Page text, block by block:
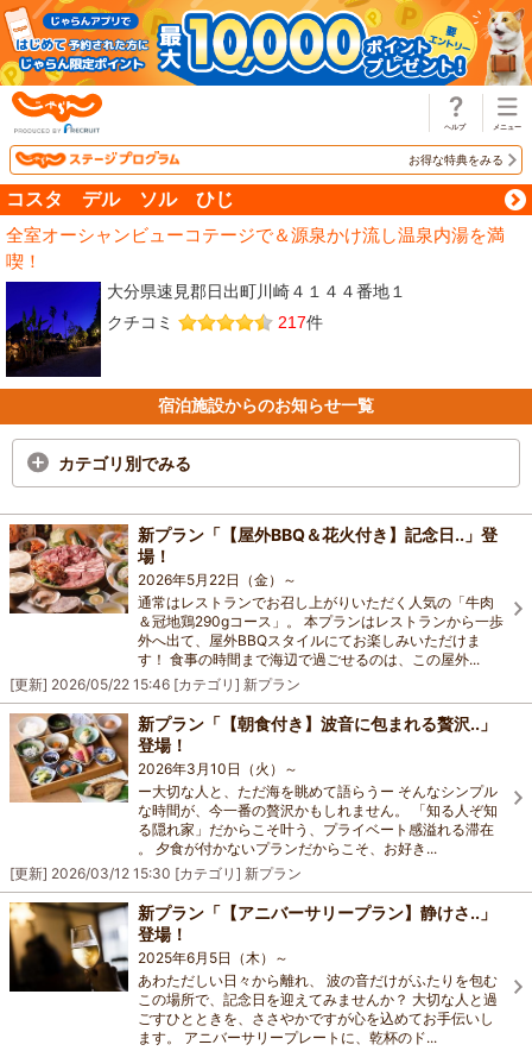
お得な特典をみる
コスタ デル ソル ひじ
全室オーシャンビューコテージで＆源泉かけ流し温泉内湯を満
喫！
大分県速見郡日出町川崎４１４４番地１
クチコミ
217件
宿泊施設からのお知らせ一覧
カテゴリ別でみる
新プラン「【屋外BBQ＆花火付き】記念日..」登
場！
2026年5月22日（金）～
通常はレストランでお召し上がりいただく人気の「牛肉
＆冠地鶏290gコース」。 本プランはレストランから一歩
外へ出て、屋外BBQスタイルにてお楽しみいただけま
す！ 食事の時間まで海辺で過ごせるのは、この屋外...
[更新] 2026/05/22 15:46 [カテゴリ] 新プラン
新プラン「【朝食付き】波音に包まれる贅沢..」
登場！
2026年3月10日（火）～
ー大切な人と、ただ海を眺めて語らうー そんなシンプル
な時間が、今一番の贅沢かもしれません。 「知る人ぞ知
る隠れ家」だからこそ叶う、プライベート感溢れる滞在
。 夕食が付かないプランだからこそ、お好き...
[更新] 2026/03/12 15:30 [カテゴリ] 新プラン
新プラン「【アニバーサリープラン】静けさ..」
登場！
2025年6月5日（木）～
あわただしい日々から離れ、 波の音だけがふたりを包む
この場所で、記念日を迎えてみませんか？ 大切な人と過
ごすひとときを、ささやかですが心を込めてお手伝いし
ます。 アニバーサリープレートに、乾杯のド...